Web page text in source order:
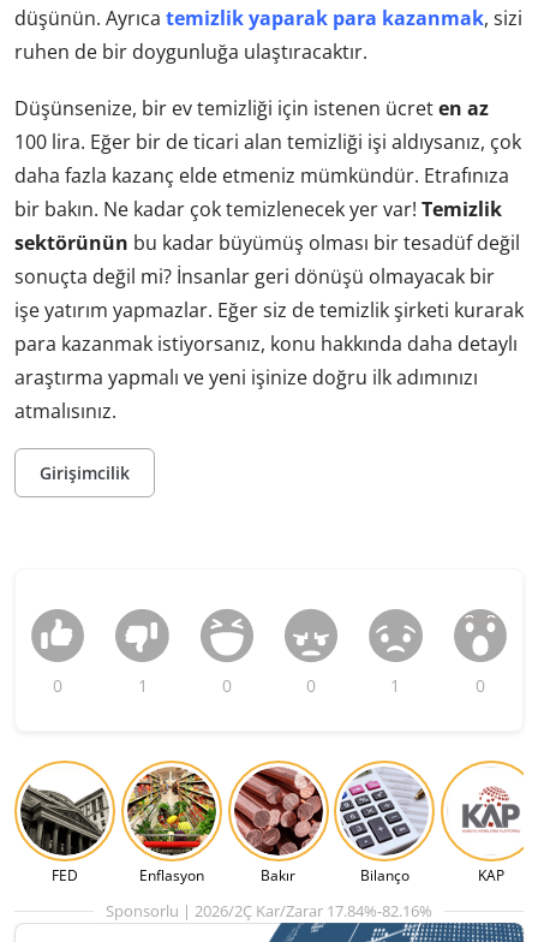
düşünün. Ayrıca temizlik yaparak para kazanmak, sizi
ruhen de bir doygunluğa ulaştıracaktır.
Düşünsenize, bir ev temizliği için istenen ücreten az
100 lira. Eğer bir de ticari alan temizliği işi aldıysanız, çok
daha fazla kazanç elde etmeniz mümkündür. Etrafınıza
bir bakın. Ne kadar çok temizlenecek yer var! Temizlik
sektörünün bu kadar büyümüş olması bir tesadüf değil
sonuçta değil mi? İnsanlar geri dönüşü olmayacak bir
işe yatırım yapmazlar. Eğer siz de temizlik şirketi kurarak
para kazanmak istiyorsanız, konu hakkında daha detaylı
araştırma yapmalı ve yeni işinize doğru ilk adımınızı
atmalısınız.
Girişimcilik
0 1 0 0 1 0
FED Enflasyon Bakır Bilanço KAP
Sponsorlu | 2026/2Ç Kar/Zarar 17.84%-82.16%